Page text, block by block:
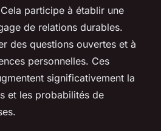
participe à établir une
de relations durables.
des questions ouvertes et à
personnelles. Ces
significativement la
et les probabilités de